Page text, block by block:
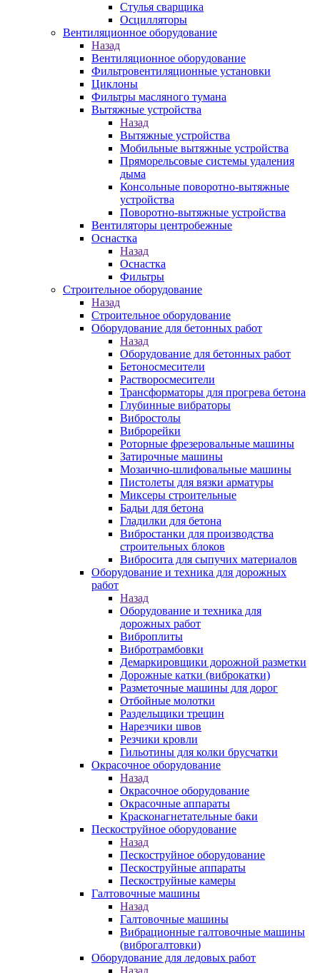
Стулья сварщика
Осцилляторы
Вентиляционное оборудование
Назад
Вентиляционное оборудование
Фильтровентиляционные установки
Циклоны
Фильтры масляного тумана
Вытяжные устройства
Назад
Вытяжные устройства
Мобильные вытяжные устройства
Пряморельсовые системы удаления
дыма
Консольные поворотно-вытяжные
устройства
Поворотно-вытяжные устройства
Вентиляторы центробежные
Оснастка
Назад
Оснастка
Фильтры
Строительное оборудование
Назад
Строительное оборудование
Оборудование для бетонных работ
Назад
Оборудование для бетонных работ
Бетоносмесители
Растворосмесители
Трансформаторы для прогрева бетона
Глубинные вибраторы
Вибростолы
Виброрейки
Роторные фрезеровальные машины
Затирочные машины
Мозаично-шлифовальные машины
Пистолеты для вязки арматуры
Миксеры строительные
Бадьи для бетона
Гладилки для бетона
Вибростанки для производства
строительных блоков
Вибросита для сыпучих материалов
Оборудование и техника для дорожных
работ
Назад
Оборудование и техника для
дорожных работ
Виброплиты
Вибротрамбовки
Демаркировщики дорожной разметки
Дорожные катки (виброкатки)
Разметочные машины для дорог
Отбойные молотки
Раздельщики трещин
Нарезчики швов
Резчики кровли
Гильотины для колки брусчатки
Окрасочное оборудование
Назад
Окрасочное оборудование
Окрасочные аппараты
Красконагнетательные баки
Пескоструйное оборудование
Назад
Пескоструйное оборудование
Пескоструйные аппараты
Пескоструйные камеры
Галтовочные машины
Назад
Галтовочные машины
Вибрационные галтовочные машины
(виброгалтовки)
Оборудование для ледовых работ
Назад